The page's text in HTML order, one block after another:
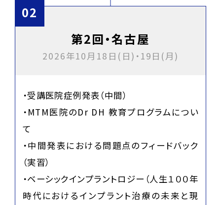
第2回・名古屋
2026年10月18日(日)・19日(月)
・受講医院症例発表（中間）
・MTM医院のDr DH 教育プログラムについ
て
・中間発表における問題点のフィードバック
（実習）
・ベーシックインプラントロジー（人生１００年
時代におけるインプラント治療の未来と現